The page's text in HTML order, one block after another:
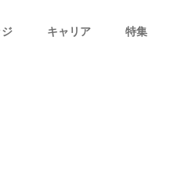
キャリア 特集